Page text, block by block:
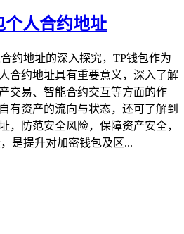
个人合约地址
约地址的深入探究，TP钱包作为
合约地址具有重要意义，深入了解
交易、智能合约交互等方面的作
有资产的流向与状态，还可了解到
，防范安全风险，保障资产安全，
是提升对加密钱包及区...